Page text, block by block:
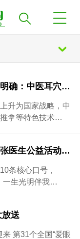
侧重点！重磅国标明确：中医耳穴和眼部按摩为近视防控核心技术
升为国家战略，中
拿等特色技术…
人人享有眼健康---张医生公益活动进校园
条核心口号，
一生光明伴我…
放送
第31个全国“爱眼